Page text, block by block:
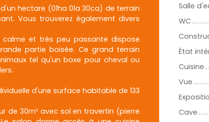
hectare (01ha 01a 30ca) de terrain
Vous trouverez également divers
et très peu passante dispose
partie boisée. Ce grand terrain
tel qu'un boxe pour cheval ou
d'une surface habitable de 133
de 30m² avec sol en travertin (pierre
Salle
WC
État
Cuisine
Vue
Cave